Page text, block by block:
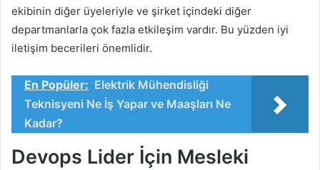
ekibinin diğer üyeleriyle ve şirket içindeki diğer
departmanlarla çok fazla etkileşim vardır. Bu yüzden iyi
iletişim becerileri önemlidir.
En Popüler: Elektrik Mühendisliği
Teknisyeni Ne İş Yapar ve Maaşları Ne
Kadar?
Devops Lider İçin Mesleki